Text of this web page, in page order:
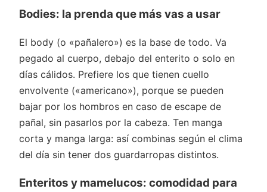
Bodies: la prenda que más vas a usar
El body (o «pañalero») es la base de todo. Va
pegado al cuerpo, debajo del enterito o solo en
días cálidos. Prefiere los que tienen cuello
envolvente («americano»), porque se pueden
bajar por los hombros en caso de escape de
pañal, sin pasarlos por la cabeza. Ten manga
corta y manga larga: así combinas según el clima
del día sin tener dos guardarropas distintos.
Enteritos y mamelucos: comodidad para